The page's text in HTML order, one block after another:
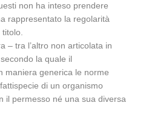
non ha inteso prendere
rappresentato la regolarità
– tra l’altro non articolata in
la quale il
maniera generica le norme
di un organismo
il permesso né una sua diversa